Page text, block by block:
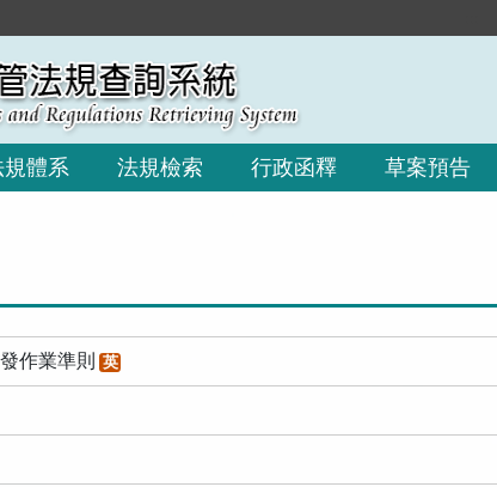
規體系 法規檢索 行政函釋 草案預告
作業準則 英